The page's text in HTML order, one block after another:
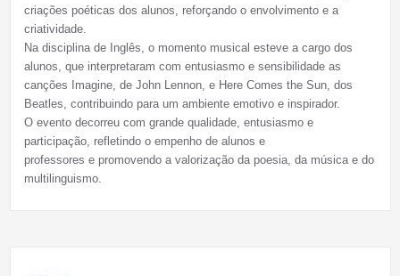
criações poéticas dos alunos, reforçando o envolvimento e a
criatividade.
Na disciplina de Inglês, o momento musical esteve a cargo dos
alunos, que interpretaram com entusiasmo e sensibilidade as
canções Imagine, de John Lennon, e Here Comes the Sun, dos
Beatles, contribuindo para um ambiente emotivo e inspirador.
O evento decorreu com grande qualidade, entusiasmo e
participação, refletindo o empenho de alunos e
professores e promovendo a valorização da poesia, da música e do
multilinguismo.